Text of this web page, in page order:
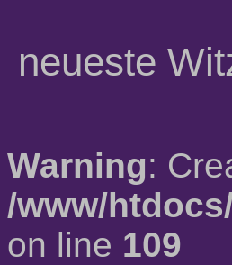
neueste
Warning:
/www/
on line 109